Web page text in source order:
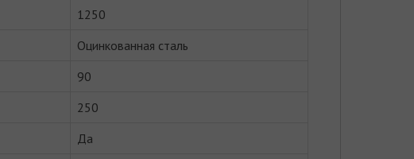
1250
Оцинкованная сталь
90
250
Да